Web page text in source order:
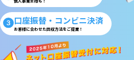
個人事業主様も！
口座振替・コンビニ決済
お客様に合わせた回収方法をご提案！